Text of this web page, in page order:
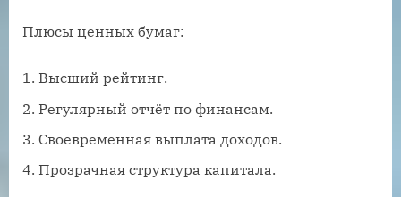
Плюсы ценных бумаг:
Высший рейтинг.
Регулярный отчёт по финансам.
Своевременная выплата доходов.
Прозрачная структура капитала.